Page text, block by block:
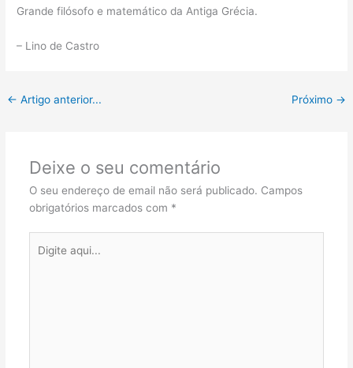
Grande filósofo e matemático da Antiga Grécia.
– Lino de Castro
← Artigo anterior... Próximo →
Deixe o seu comentário
O seu endereço de email não será publicado. Campos
obrigatórios marcados com *
aqui...